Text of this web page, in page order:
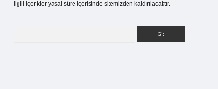
ilgili içerikler yasal süre içerisinde sitemizden kaldırılacaktır.